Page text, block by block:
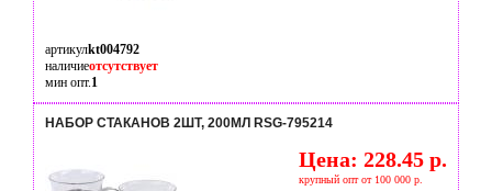
артикулkt004792
наличиеотсутствует
мин опт.1
НАБОР СТАКАНОВ 2ШТ, 200МЛ RSG-795214
Цена: 228.45 р.
крупный опт от 100 000 р.